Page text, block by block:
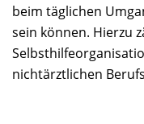
beim täglichen
sein können. Hierzu
nichtärztlichen